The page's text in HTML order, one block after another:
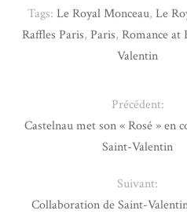
Tags: Le Royal Monceau, Le
Raffles Paris, Paris, Romance at
Valentin
Précédent:
Castelnau met son « Rosé » en
Saint-Valentin
Suivant:
Collaboration de Saint-